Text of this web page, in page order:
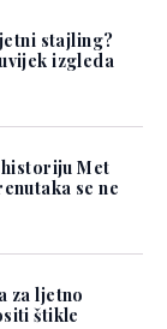
stajling?
izgleda
historiju Met
se ne
za ljetno
štikle